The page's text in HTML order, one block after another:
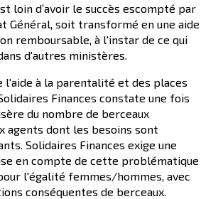
loin d’avoir le succès escompté par
Général, soit transformé en une aide
remboursable, à l'instar de ce qui
d'autres ministères.
l'aide à la parentalité et des places
Finances constate une fois
du nombre de berceaux
agents dont les besoins sont
Solidaires Finances exige une
en compte de cette problématique
l'égalité femmes/hommes, avec
conséquentes de berceaux.